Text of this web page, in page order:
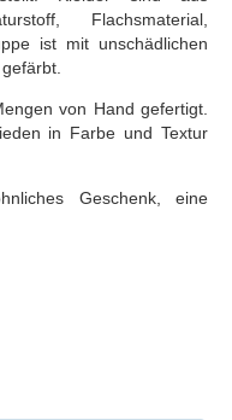
Flachsmaterial,
ist mit unschädlichen
von Hand gefertigt.
in Farbe und Textur
Geschenk, eine